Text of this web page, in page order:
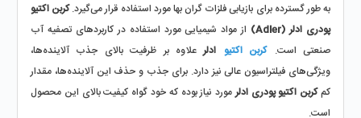
به طور گسترده برای بازیابی فلزات گران بها مورد استفاده قرار می‌گیرد.
پودری ادلر (Adler)
صنعتی است. کربن اکتیو ادلر
ویژگی‌های فیلتراسیون عالی نیز دارد. برای جذب و حذف این آلاینده‌ها، مقدار
کم کربن اکتیو پودری ادلر
است.